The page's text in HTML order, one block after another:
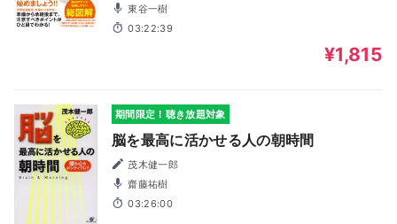
東谷一樹
03:22:39
¥1,815
期間限定！聴き放題対象
脳を最高に活かせる人の朝時間
茂木健一郎
齋藤祐樹
03:26:00